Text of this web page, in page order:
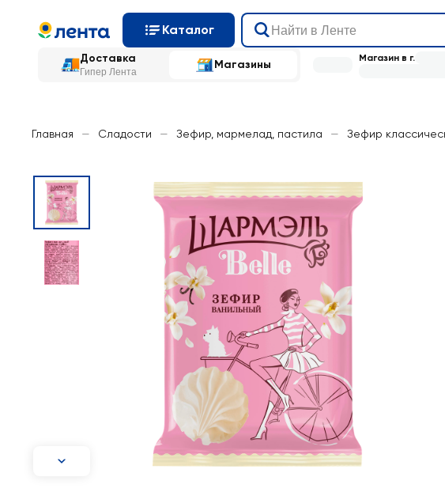
Каталог
Доставка
Гипер Лента
Магазины Магазин в г.
Главная — Сладости — Зефир, мармелад, пастила — Зефир